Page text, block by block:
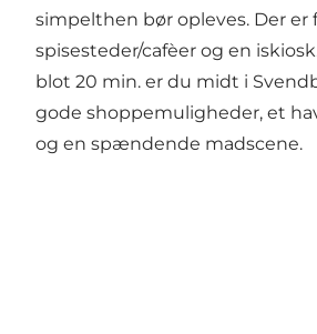
simpelthen bør opleves. Der er
spisesteder/cafèer og en
blot 20 min. er du midt i
gode shoppemuligheder, et
og en spændende madscene.